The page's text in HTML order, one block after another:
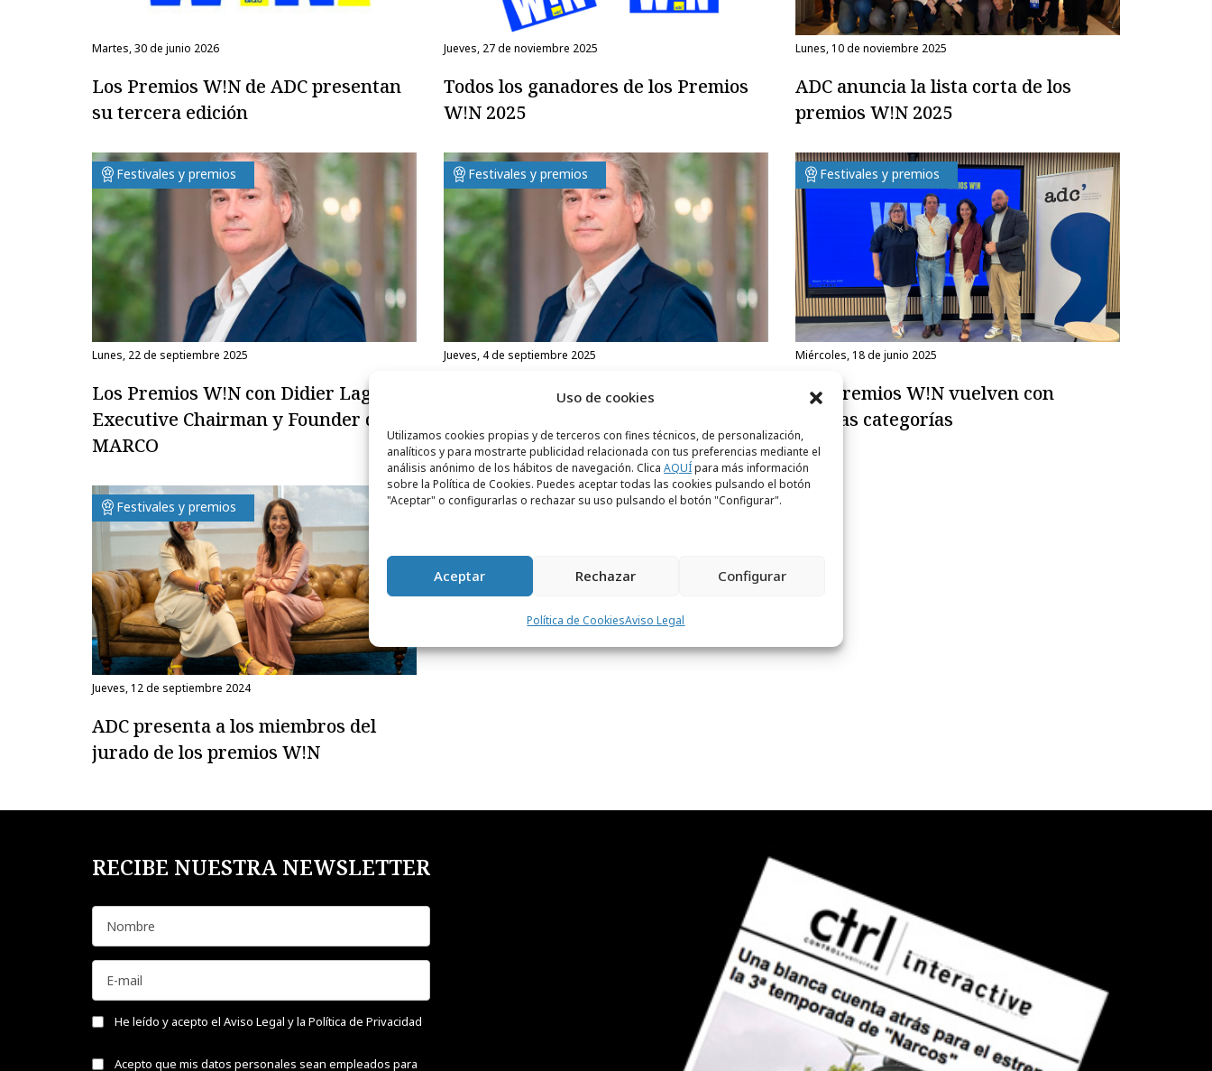
Uso de cookies
Utilizamos cookies propias y de terceros con fines técnicos, de personalización,
analíticos y para mostrarte publicidad relacionada con tus preferencias mediante el
análisis anónimo de los hábitos de navegación. Clica AQUÍpara más información
sobre la Política de Cookies. Puedes aceptar todas las cookies pulsando el botón
"Aceptar" o configurarlas o rechazar su uso pulsando el botón "Configurar".
Aceptar Rechazar Configurar
Política de CookiesAviso Legal
martes, 30 de junio 2026
Los Premios W!N de ADC presentan
su tercera edición
jueves, 27 de noviembre 2025
Todos los ganadores de los Premios
W!N 2025
lunes, 10 de noviembre 2025
ADC anuncia la lista corta de los
premios W!N 2025
Festivales y premios
lunes, 22 de septiembre 2025
Los Premios W!N con Didier Lagae,
Executive Chairman y Founder de
MARCO
Festivales y premios
jueves, 4 de septiembre 2025
Jurado de la segunda edición de los
Festivales y premios
miércoles, 18 de junio 2025
Los Premios W!N vuelven con
nuevas categorías
Festivales y premios
jueves, 12 de septiembre 2024
ADC presenta a los miembros del
jurado de los premios W!N
RECIBE NUESTRA NEWSLETTER
He leído y acepto el Aviso Legal y la Política de Privacidad
Acepto que mis datos personales sean empleados para